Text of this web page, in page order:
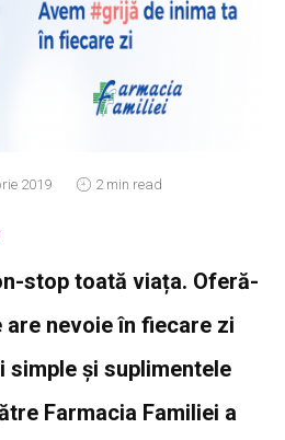
2019 2 min read
stop toată viața. Oferă-
nevoie în fiecare zi
simple și suplimentele
Farmacia Familiei a